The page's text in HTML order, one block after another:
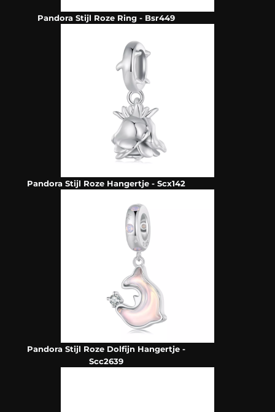
Pandora Stijl Roze Ring - Bsr449
Pandora Stijl Roze Hangertje - Scx142
Pandora Stijl Roze Dolfijn Hangertje -
Scc2639